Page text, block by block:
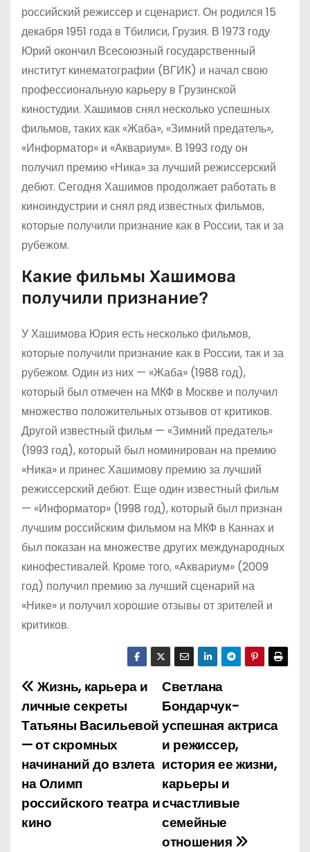
российский режиссер и сценарист. Он родился 15
декабря 1951 года в Тбилиси, Грузия. В 1973 году
Юрий окончил Всесоюзный государственный
институт кинематографии (ВГИК) и начал свою
профессиональную карьеру в Грузинской
киностудии. Хашимов снял несколько успешных
фильмов, таких как «Жаба», «Зимний предатель»,
«Информатор» и «Аквариум». В 1993 году он
получил премию «Ника» за лучший режиссерский
дебют. Сегодня Хашимов продолжает работать в
киноиндустрии и снял ряд известных фильмов,
которые получили признание как в России, так и за
рубежом.
Какие фильмы Хашимова
получили признание?
У Хашимова Юрия есть несколько фильмов,
которые получили признание как в России, так и за
рубежом. Один из них — «Жаба» (1988 год),
который был отмечен на МКФ в Москве и получил
множество положительных отзывов от критиков.
Другой известный фильм — «Зимний предатель»
(1993 год), который был номинирован на премию
«Ника» и принес Хашимову премию за лучший
режиссерский дебют. Еще один известный фильм
— «Информатор» (1998 год), который был признан
лучшим российским фильмом на МКФ в Каннах и
был показан на множестве других международных
кинофестивалей. Кроме того, «Аквариум» (2009
год) получил премию за лучший сценарий на
«Нике» и получил хорошие отзывы от зрителей и
критиков.
Н
а
в
и
г
Светлана
Бондарчук-
успешная актриса
и режиссер,
история ее жизни,
карьеры и
счастливые
семейные
отношения
Жизнь, карьера и
личные секреты
Татьяны Васильевой
— от скромных
начинаний до взлета
на Олимп
российского театра и
кино